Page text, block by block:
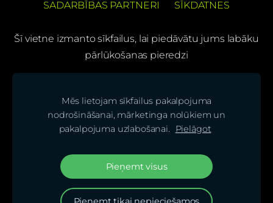
SADARBĪBAS PARTNERI
SĪKDATNES
Šī vietne izmanto sīkfailus, lai piedāvātu jums labāku
pārlūkošanas pieredzi
(C) SIA "BS bicycles"
Seko mums mūsu sociālajos tīklos un uzzini
jaunumus pirmais!
Mēs lietojam sīkfailus pakalpojuma
nodrošināšanai, mārketinga nolūkiem un
pakalpojuma uzlabošanai.
Pielāgot
Pieņemt visus